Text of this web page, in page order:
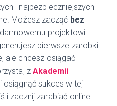
i najbezpieczniejszych
Możesz zacząć bez
projektowi
pierwsze zarobki.
ale chcesz osiągać
z Akademii
osiągnąć sukces w tej
i zacznij zarabiać online!